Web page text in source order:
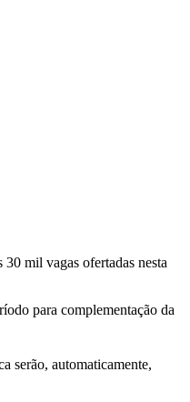
mil vagas ofertadas nesta
para complementação da
serão, automaticamente,